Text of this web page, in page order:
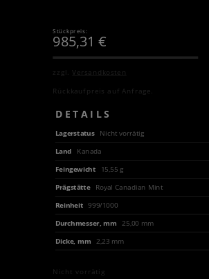
Stückpreis:
985,31€
zzgl.Versandkosten
Rückkaufpreis auf Anfrage.
DETAILS
Lagerstatus
Nicht vorrätig
Land
Kanada
Feingewicht
15,55 g
Prägstätte
Royal Canadian Mint
Reinheit 999/1000
Durchmesser, mm
25,00 mm
Dicke, mm
2,23 mm
Nicht vorrätig